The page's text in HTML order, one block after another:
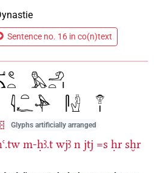
Sentence no. 16 in co(n)text
Glyphs artificially arranged
m-ḥꜣ.t wjꜣ n jtj =s ḥr sḫr